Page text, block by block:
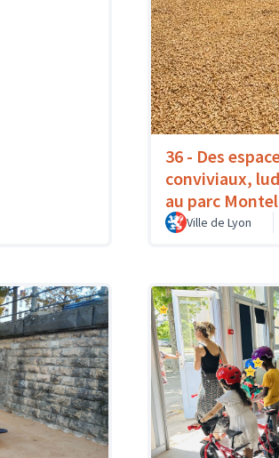
36 - Des
conviviaux,
au parc
Ville de Lyon